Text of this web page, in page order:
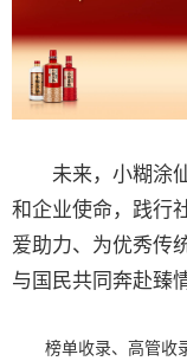
未来，小糊涂仙
和企业使命，践行
爱助力、为优秀传
与国民共同奔赴臻
榜单收录、高管收